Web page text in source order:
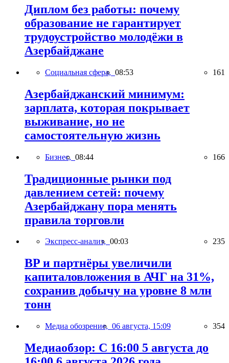
Диплом без работы: почему
образование не гарантирует
трудоустройство молодёжи в
Азербайджане
Социальная сфера, 08:53 161
Азербайджанский минимум:
зарплата, которая покрывает
выживание, но не
самостоятельную жизнь
Бизнес, 08:44 166
Традиционные рынки под
давлением сетей: почему
Азербайджану пора менять
правила торговли
Экспресс-анализ, 00:03 235
BP и партнёры увеличили
капиталовложения в АЧГ на 31%,
сохранив добычу на уровне 8 млн
тонн
Медиа обозрение, 06 августа, 15:09 354
Медиаобзор: С 16:00 5 августа до